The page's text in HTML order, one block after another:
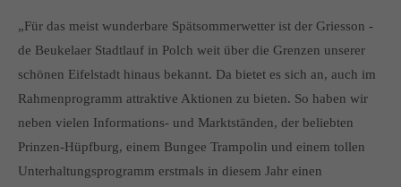
About us
Aenean commodo ligula eget dolor. Aenean massa. Cum
sociis natoque penatibus et magnis dis parturient montes,
„Für das meist wunderbare Spätsommerwetter ist der Griesson -
de Beukelaer Stadtlauf in Polch weit über die Grenzen unserer
schönen Eifelstadt hinaus bekannt. Da bietet es sich an, auch im
Rahmenprogramm attraktive Aktionen zu bieten. So haben wir
neben vielen Informations- und Marktständen, der beliebten
Prinzen-Hüpfburg, einem Bungee Trampolin und einem tollen
Unterhaltungsprogramm erstmals in diesem Jahr einen